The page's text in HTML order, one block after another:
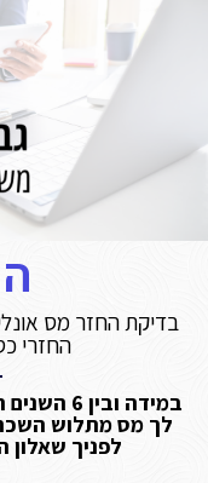
בדיקת החזר מס
החזרי
במידה
לך מס מתלוש השכר
לפניך